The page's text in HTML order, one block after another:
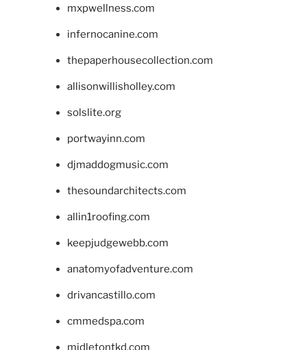
mxpwellness.com
infernocanine.com
thepaperhousecollection.com
allisonwillisholley.com
solslite.org
portwayinn.com
djmaddogmusic.com
thesoundarchitects.com
allin1roofing.com
keepjudgewebb.com
anatomyofadventure.com
drivancastillo.com
cmmedspa.com
midletontkd.com